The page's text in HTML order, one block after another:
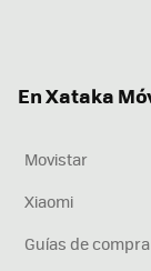
En Xataka
Movistar
Xiaomi
Guías de compra